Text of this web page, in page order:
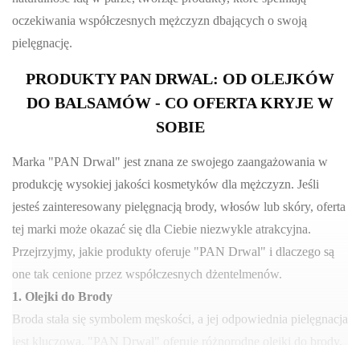
oczekiwania współczesnych mężczyzn dbających o swoją
pielęgnację.
PRODUKTY PAN DRWAL: OD OLEJKÓW
DO BALSAMÓW - CO OFERTA KRYJE W
SOBIE
Marka "PAN Drwal" jest znana ze swojego zaangażowania w
produkcję wysokiej jakości kosmetyków dla mężczyzn. Jeśli
jesteś zainteresowany pielęgnacją brody, włosów lub skóry, oferta
tej marki może okazać się dla Ciebie niezwykle atrakcyjna.
Przejrzyjmy, jakie produkty oferuje "PAN Drwal" i dlaczego są
one tak cenione przez współczesnych dżentelmenów.
1. Olejki do Brody
Broda stała się symbolem męskości, a jej odpowiednia pielęgnacja